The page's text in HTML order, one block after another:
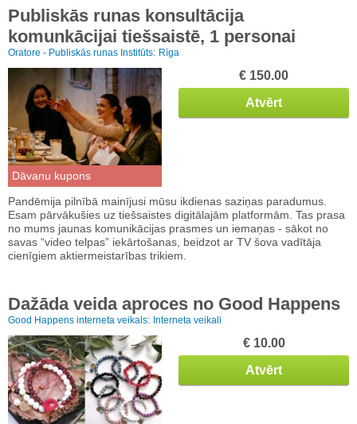
Publiskās runas konsultācija
komunkācijai tiešsaistē, 1 personai
Oratore - Publiskās runas Institūts: Rīga
Dāvanu kupons
€ 150.00
Atvērt
Pandēmija pilnībā mainījusi mūsu ikdienas saziņas paradumus.
Esam pārvākušies uz tiešsaistes digitālajām platformām. Tas prasa
no mums jaunas komunikācijas prasmes un iemaņas - sākot no
savas “video telpas” iekārtošanas, beidzot ar TV šova vadītāja
cienīgiem aktiermeistarības trikiem.
Dažāda veida aproces no Good Happens
Good Happens interneta veikals: Interneta veikali
€ 10.00
Atvērt